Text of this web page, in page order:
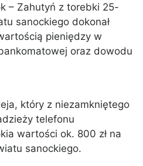
– Zahutyń z torebki 25-
sanockiego dokonał
pieniędzy w
oraz dowodu
który z niezamkniętego
telefonu
wartości ok. 800 zł na
sanockiego.